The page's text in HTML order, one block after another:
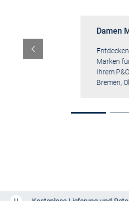
Damen
Marken
Ihrem
Bremen,
Gehe zur